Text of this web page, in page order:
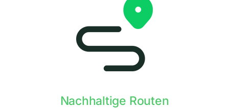
Nachhaltige Routen